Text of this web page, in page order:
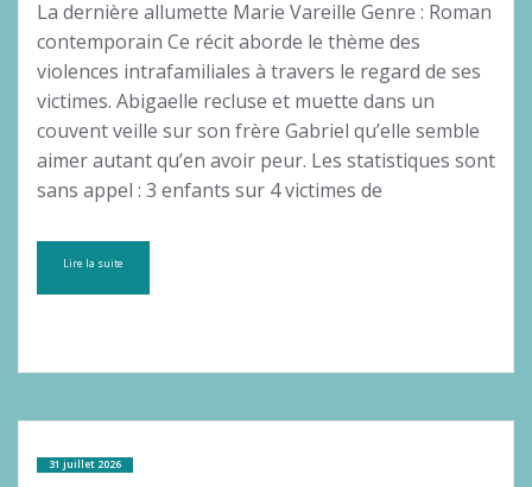
La dernière allumette Marie Vareille Genre : Roman
contemporain Ce récit aborde le thème des
violences intrafamiliales à travers le regard de ses
victimes. Abigaelle recluse et muette dans un
couvent veille sur son frère Gabriel qu’elle semble
aimer autant qu’en avoir peur. Les statistiques sont
sans appel : 3 enfants sur 4 victimes de
Lire la suite
31 juillet 2026